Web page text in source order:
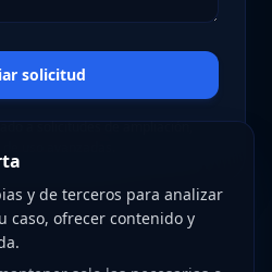
solicitud
a solicitudes de ampliación,
y de terceros para analizar
caso, ofrecer contenido y